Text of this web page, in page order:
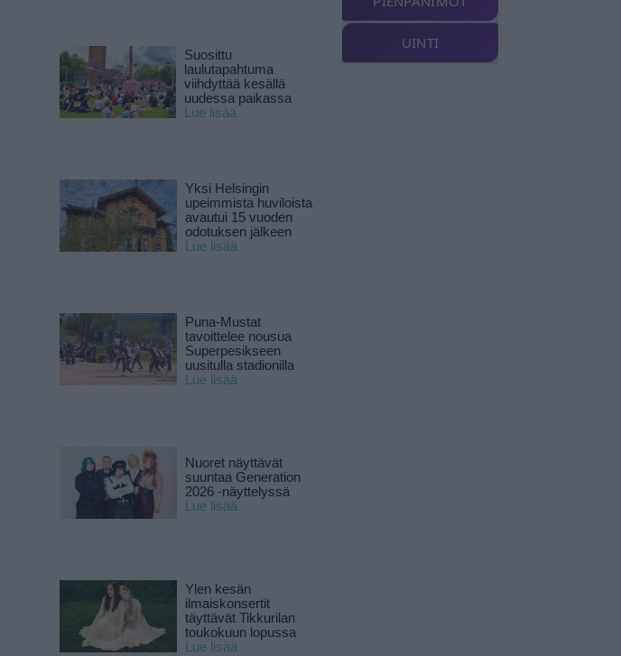
Suosittu
laulutapahtuma
viihdyttää kesällä
uudessa paikassa
Lue lisää
Yksi Helsingin
upeimmista huviloista
avautui 15 vuoden
odotuksen jälkeen
Lue lisää
Puna-Mustat
tavoittelee nousua
Superpesikseen
uusitulla stadionilla
Lue lisää
Nuoret näyttävät
suuntaa Generation
2026 -näyttelyssä
Lue lisää
Ylen kesän
ilmaiskonsertit
täyttävät Tikkurilan
toukokuun lopussa
Lue lisää
UINTI